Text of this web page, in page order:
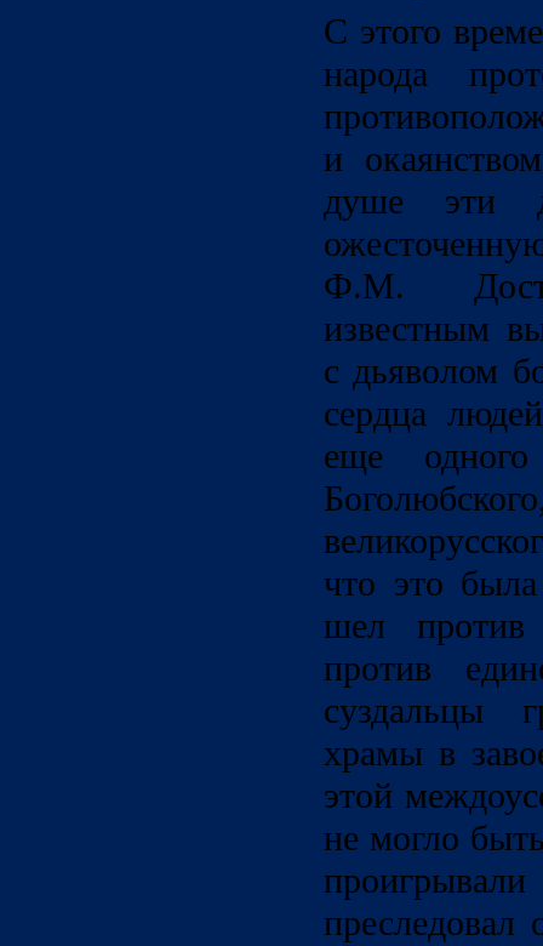
С этого
народа
и
душе эти
Ф.М.
известным
с дьяволом
сердца
еще
что это
шел против
против
суздальцы
храмы в
этой
не могло
преследовал